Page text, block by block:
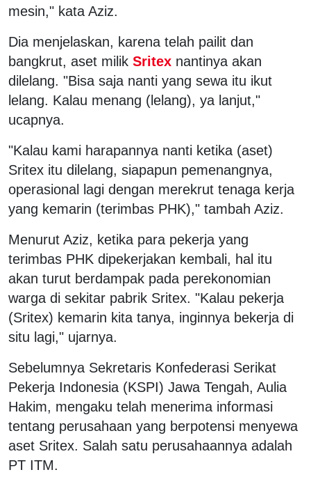
mesin," kata Aziz.
Dia menjelaskan, karena telah pailit dan
bangkrut, aset milik Sritex nantinya akan
dilelang. "Bisa saja nanti yang sewa itu ikut
lelang. Kalau menang (lelang), ya lanjut,"
ucapnya.
"Kalau kami harapannya nanti ketika (aset)
Sritex itu dilelang, siapapun pemenangnya,
operasional lagi dengan merekrut tenaga kerja
yang kemarin (terimbas PHK)," tambah Aziz.
Menurut Aziz, ketika para pekerja yang
terimbas PHK dipekerjakan kembali, hal itu
akan turut berdampak pada perekonomian
warga di sekitar pabrik Sritex. "Kalau pekerja
(Sritex) kemarin kita tanya, inginnya bekerja di
situ lagi," ujarnya.
Sebelumnya Sekretaris Konfederasi Serikat
Pekerja Indonesia (KSPI) Jawa Tengah, Aulia
Hakim, mengaku telah menerima informasi
tentang perusahaan yang berpotensi menyewa
aset Sritex. Salah satu perusahaannya adalah
PT ITM.